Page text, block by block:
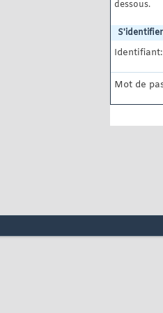
dessous.
S'identifier
Identifiant:
Mot de